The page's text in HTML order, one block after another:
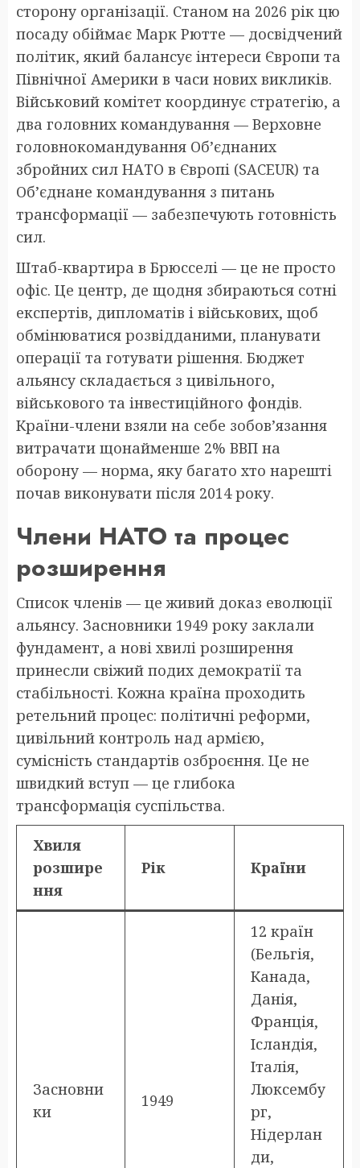
сторону організації. Станом на 2026 рік цю
посаду обіймає Марк Рютте — досвідчений
політик, який балансує інтереси Європи та
Північної Америки в часи нових викликів.
Військовий комітет координує стратегію, а
два головних командування — Верховне
головнокомандування Об’єднаних
збройних сил НАТО в Європі (SACEUR) та
Об’єднане командування з питань
трансформації — забезпечують готовність
сил.
Штаб-квартира в Брюсселі — це не просто
офіс. Це центр, де щодня збираються сотні
експертів, дипломатів і військових, щоб
обмінюватися розвідданими, планувати
операції та готувати рішення. Бюджет
альянсу складається з цивільного,
військового та інвестиційного фондів.
Країни-члени взяли на себе зобов’язання
витрачати щонайменше 2% ВВП на
оборону — норма, яку багато хто нарешті
почав виконувати після 2014 року.
Члени НАТО та процес
розширення
Список членів — це живий доказ еволюції
альянсу. Засновники 1949 року заклали
фундамент, а нові хвилі розширення
принесли свіжий подих демократії та
стабільності. Кожна країна проходить
ретельний процес: політичні реформи,
цивільний контроль над армією,
сумісність стандартів озброєння. Це не
швидкий вступ — це глибока
трансформація суспільства.
Хвиля
розшире
ння
Рік Країни
Засновни
ки
1949
12 країн
(Бельгія,
Канада,
Данія,
Франція,
Ісландія,
Італія,
Люксембу
рг,
Нідерлан
ди,